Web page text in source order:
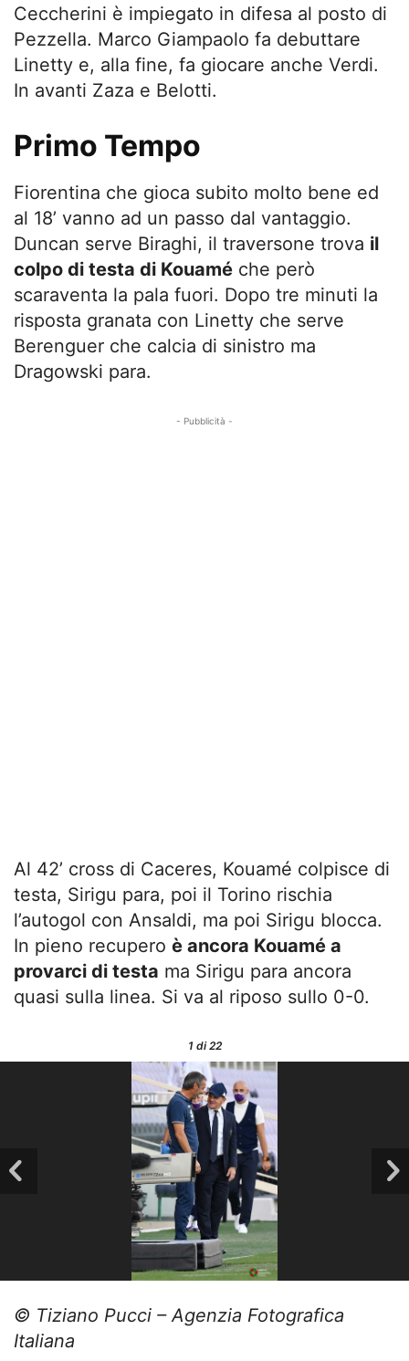
Ceccherini è impiegato in difesa al posto di
Pezzella. Marco Giampaolo fa debuttare
Linetty e, alla fine, fa giocare anche Verdi.
In avanti Zaza e Belotti.
Primo Tempo
Fiorentina che gioca subito molto bene ed
al 18’ vanno ad un passo dal vantaggio.
Duncan serve Biraghi, il traversone trova il
colpo di testa di Kouamé che però
scaraventa la pala fuori. Dopo tre minuti la
risposta granata con Linetty che serve
Berenguer che calcia di sinistro ma
Dragowski para.
- Pubblicità -
Al 42’ cross di Caceres, Kouamé colpisce di
testa, Sirigu para, poi il Torino rischia
l’autogol con Ansaldi, ma poi Sirigu blocca.
In pieno recupero è ancora Kouamé a
provarci di testa ma Sirigu para ancora
quasi sulla linea. Si va al riposo sullo 0-0.
1di 22
© Tiziano Pucci – Agenzia Fotografica
Italiana